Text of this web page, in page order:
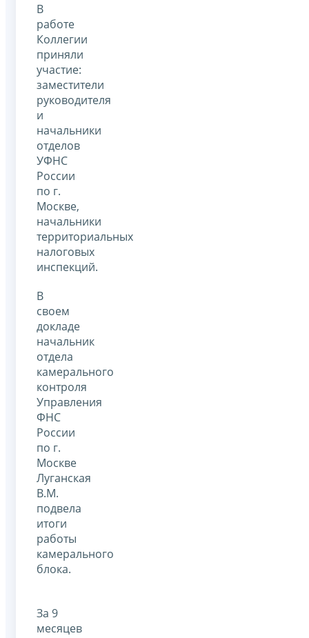
В
работе
Коллегии
приняли
участие:
заместители
руководителя
и
начальники
отделов
УФНС
России
по г.
Москве,
начальники
территориальных
налоговых
инспекций.
В
своем
докладе
начальник
отдела
камерального
контроля
Управления
ФНС
России
по г.
Москве
Луганская
В.М.
подвела
итоги
работы
камерального
блока.
За 9
месяцев